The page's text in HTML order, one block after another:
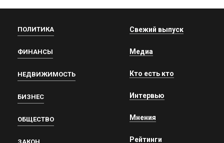
ПОЛИТИКА
ФИНАНСЫ
НЕДВИЖИМОСТЬ
БИЗНЕС
ОБЩЕСТВО
Свежий выпуск
Медиа
Кто есть кто
Интервью
Мнения
Рейтинги